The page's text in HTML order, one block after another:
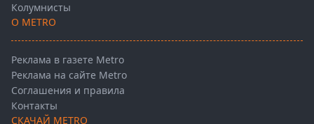
Колумнисты
О METRO
Реклама в газете Metro
Реклама на сайте Metro
Соглашения и правила
Контакты
СКАЧАЙ METRO